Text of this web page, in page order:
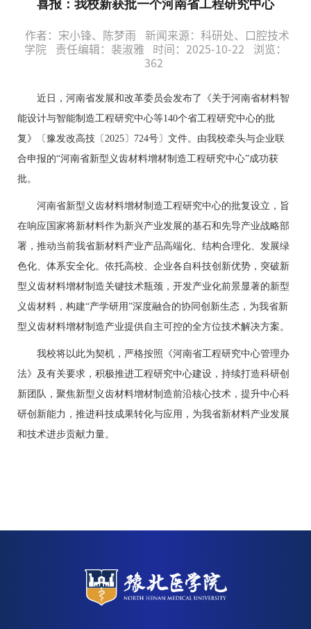
喜报：我校新获批一个河南省工程研究中心
作者：宋小锋、陈梦雨
新闻来源：科研处、口腔技术
学院
责任编辑：裴淑雅 时间：2025-10-22
浏览：
362
近日，河南省发展和改革委员会发布了《关于河南省材料智
能设计与智能制造工程研究中心等140个省工程研究中心的批
复》〔豫发改高技〔2025〕724号〕文件。 由我校牵头与企业联
合申报的“河南省新型义齿材料增材制造工程研究中心”成功获
批。
河南省新型义齿材料增材制造工程研究中心的批复设立，旨
在响应国家将新材料作为新兴产业发展的基石和先导产业战略部
署，推动当前我省新材料产业产品高端化、结构合理化、发展绿
色化、体系安全化。 依托高校、企业各自科技创新优势，突破新
型义齿材料增材制造关键技术瓶颈，开发产业化前景显著的新型
义齿材料，构建“产学研用”深度融合的协同创新生态，为我省新
型义齿材料增材制造产业提供自主可控的全方位技术解决方案。
我校将以 此为契机，严格按照《河南省工程研究中心管理办
法》及有关要求，积极推进工程研究中心建设，持续打造科研创
新团队，聚焦新型义齿材料增材制造前沿核心技术，提升中心科
研创新能力，推进科技成果转化与应用，为我省新材料产业发展
和技术进步贡献力量。